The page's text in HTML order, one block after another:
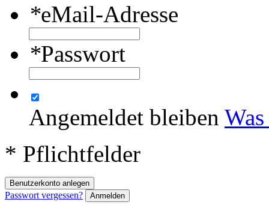
*eMail-Adresse
*Passwort
Angemeldet bleiben
* Pflichtfelder
Benutzerkonto anlegen
Passwort vergessen? Anmelden